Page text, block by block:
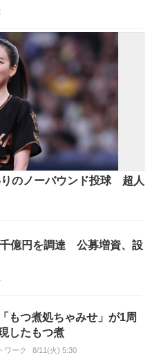
りのノーバウンド投球 超人
億円を調達 公募増資、設
もつ煮処ちゃみせ」が1周
したもつ煮
ワーク 8/11(火) 5:30